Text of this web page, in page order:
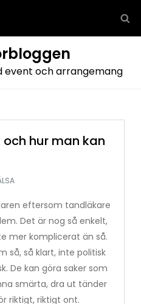
event och arrangemang
hur man kan
eftersom tandläkare
Det är nog så enkelt,
mer komplicerat än så.
så, så klart, inte politisk
De kan göra saker som
smärta, dra ut tänder
riktigt, riktigt ont.